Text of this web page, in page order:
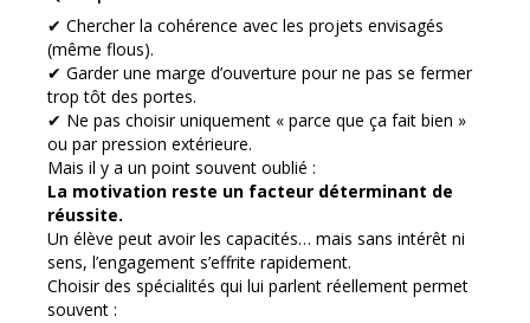
✔ Chercher la cohérence avec les projets envisagés
(même flous).
✔ Garder une marge d’ouverture pour ne pas se fermer
trop tôt des portes.
✔ Ne pas choisir uniquement « parce que ça fait bien »
ou par pression extérieure.
Mais il y a un point souvent oublié :
La motivation reste un facteur déterminant de
réussite.
Un élève peut avoir les capacités… mais sans intérêt ni
sens, l’engagement s’effrite rapidement.
Choisir des spécialités qui lui parlent réellement permet
souvent :